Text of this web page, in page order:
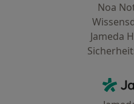
Noa
Jameda